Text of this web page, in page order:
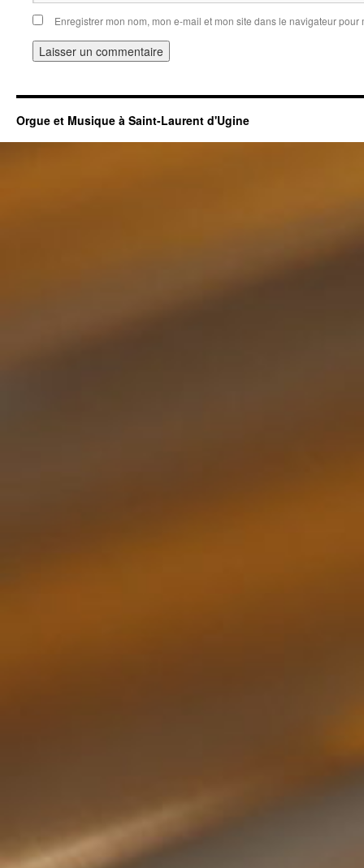
Enregistrer mon nom, mon e-mail et mon site dans le navigateur
Orgue et Musique à Saint-Laurent d'Ugine